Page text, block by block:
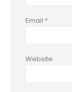
Email *
Website